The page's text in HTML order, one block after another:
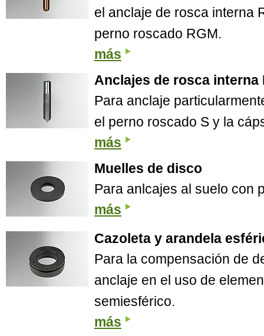
el anclaje de rosca interna
perno roscado RGM.
más
Anclajes de rosca interna
Para anclaje
el perno roscado S y la
más
Muelles de disco
Para anlcajes al suelo con
más
Cazoleta y arandela
Para la compensación de
anclaje en el uso de
semiesférico.
más